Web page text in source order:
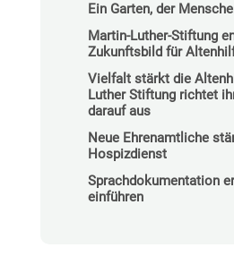
Ein Garten, der
Martin-Luther-Stiftung
Zukunftsbild für
Vielfalt stärkt die
Luther Stiftung richtet
darauf aus
Neue Ehrenamtliche
Hospizdienst
Sprachdokumentation
einführen